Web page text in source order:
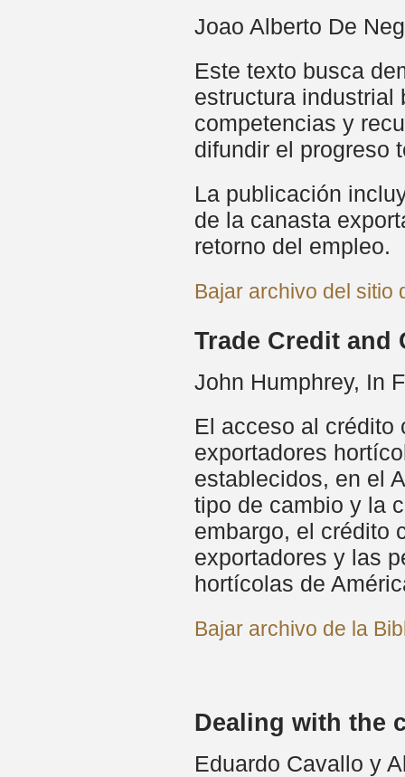
Joao Alberto De
Este texto busca
estructura industrial
competencias y
difundir el progreso
La publicación
de la canasta
retorno del empleo.
Bajar archivo del sitio
Trade Credit and
John Humphrey, In
El acceso al crédito
exportadores
establecidos, en el
tipo de cambio y la
embargo, el crédito
exportadores y las
hortícolas de
Bajar archivo de la
Dealing with the
Eduardo Cavallo y